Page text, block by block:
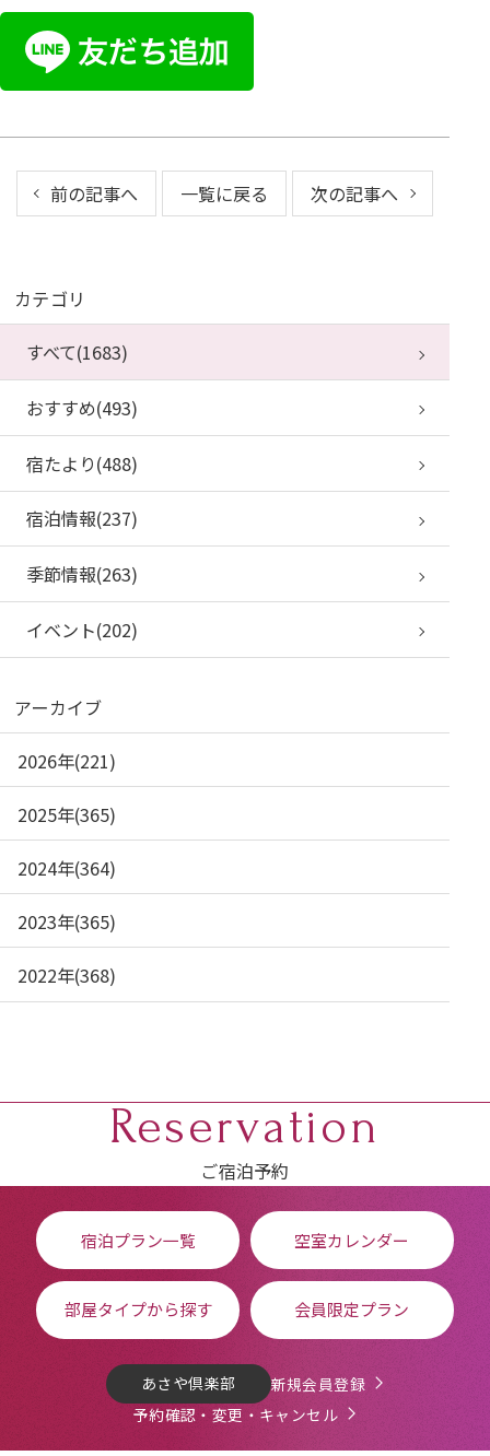
前の記事へ 一覧に戻る 次の記事へ
カテゴリ
すべて(1683)
おすすめ(493)
宿たより(488)
宿泊情報(237)
季節情報(263)
イベント(202)
アーカイブ
2026年(221)
2025年(365)
2024年(364)
2023年(365)
2022年(368)
Reservation
ご宿泊予約
宿泊プラン一覧 空室カレンダー
部屋タイプから探す 会員限定プラン
あさや倶楽部
新規会員登録
予約確認・変更・キャンセル